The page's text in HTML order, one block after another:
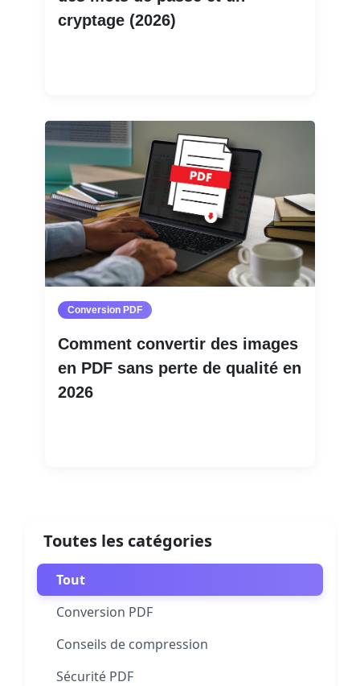
cryptage (2026)
Conversion PDF
Comment convertir des images
en PDF sans perte de qualité en
2026
Toutes les catégories
Tout
Conversion PDF
Conseils de compression
Sécurité PDF